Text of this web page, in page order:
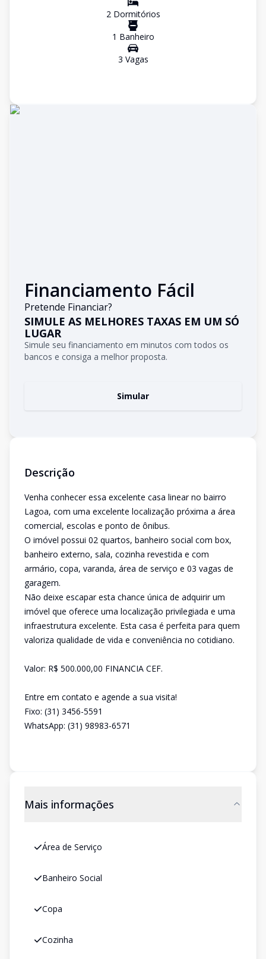
2Dormitórios
1 Banheiro
3 Vagas
Financiamento Fácil
Pretende Financiar?
SIMULE AS MELHORES TAXAS EM UM SÓ
LUGAR
Simule seu financiamento em minutos com todos os
bancos e consiga a melhor proposta.
Simular
Descrição
Venha conhecer essa excelente casa linear no bairro
Lagoa, com uma excelente localização próxima a área
comercial, escolas e ponto de ônibus.
O imóvel possui 02 quartos, banheiro social com box,
banheiro externo, sala, cozinha revestida e com
armário, copa, varanda, área de serviço e 03 vagas de
garagem.
Não deixe escapar esta chance única de adquirir um
imóvel que oferece uma localização privilegiada e uma
infraestrutura excelente. Esta casa é perfeita para quem
valoriza qualidade de vida e conveniência no cotidiano.
Valor: R$ 500.000,00 FINANCIA CEF.
Entre em contato e agende a sua visita!
Fixo: (31) 3456-5591
WhatsApp: (31) 98983-6571
Mais informações
Área de Serviço
Banheiro Social
Copa
Cozinha